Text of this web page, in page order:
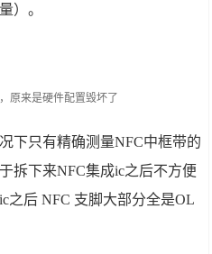
）。
下只有精确测量NFC中框带的
拆下来NFC集成ic之后不方便
之后 NFC 支脚大部分全是OL